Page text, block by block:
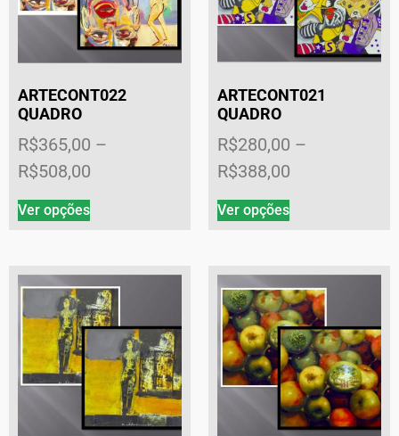
ARTECONT022
QUADRO
R$365,00 –
R$508,00
Ver opções
ARTECONT021
QUADRO
R$280,00 –
R$388,00
Ver opções